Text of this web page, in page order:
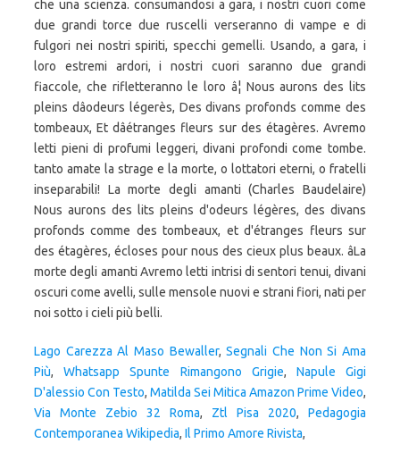
che una scienza. consumandosi a gara, i nostri cuori come
due grandi torce due ruscelli verseranno di vampe e di
fulgori nei nostri spiriti, specchi gemelli. Usando, a gara, i
loro estremi ardori, i nostri cuori saranno due grandi
fiaccole, che rifletteranno le loro â¦ Nous aurons des lits
pleins dâodeurs légerès, Des divans profonds comme des
tombeaux, Et dâétranges fleurs sur des étagères. Avremo
letti pieni di profumi leggeri, divani profondi come tombe.
tanto amate la strage e la morte, o lottatori eterni, o fratelli
inseparabili! La morte degli amanti (Charles Baudelaire)
Nous aurons des lits pleins d'odeurs légères, des divans
profonds comme des tombeaux, et d'étranges fleurs sur
des étagères, écloses pour nous des cieux plus beaux. âLa
morte degli amanti Avremo letti intrisi di sentori tenui, divani
oscuri come avelli, sulle mensole nuovi e strani fiori, nati per
noi sotto i cieli più belli.
Lago Carezza Al Maso Bewaller,Segnali Che Non Si Ama
Più,Whatsapp Spunte Rimangono Grigie, Napule Gigi
D'alessio Con Testo, Matilda Sei Mitica Amazon Prime Video,
Via Monte Zebio 32 Roma, Ztl Pisa 2020, Pedagogia
Contemporanea Wikipedia, Il Primo Amore Rivista,